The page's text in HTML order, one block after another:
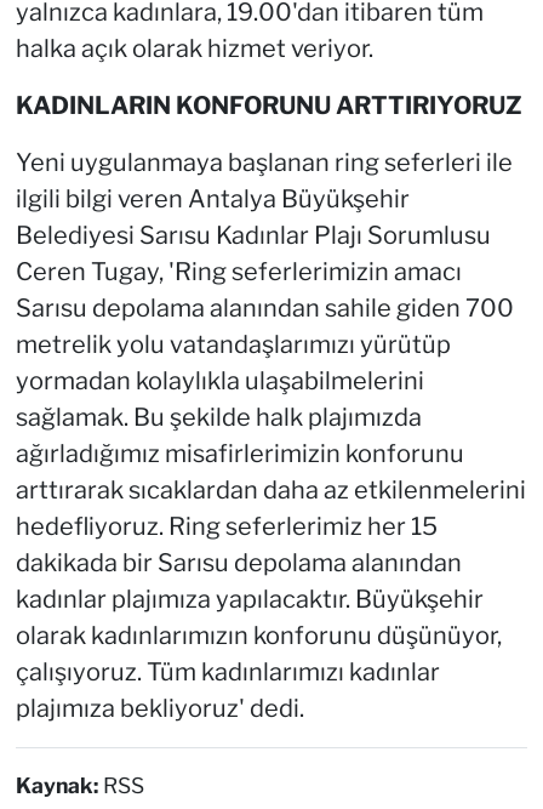
yalnızca kadınlara, 19.00'dan itibaren tüm
halka açık olarak hizmet veriyor.
KADINLARIN KONFORUNU ARTTIRIYORUZ
Yeni uygulanmaya başlanan ring seferleri ile
ilgili bilgi veren Antalya Büyükşehir
Belediyesi Sarısu Kadınlar Plajı Sorumlusu
Ceren Tugay, 'Ring seferlerimizin amacı
Sarısu depolama alanından sahile giden 700
metrelik yolu vatandaşlarımızı yürütüp
yormadan kolaylıkla ulaşabilmelerini
sağlamak. Bu şekilde halk plajımızda
ağırladığımız misafirlerimizin konforunu
arttırarak sıcaklardan daha az etkilenmelerini
hedefliyoruz. Ring seferlerimiz her 15
dakikada bir Sarısu depolama alanından
kadınlar plajımıza yapılacaktır. Büyükşehir
olarak kadınlarımızın konforunu düşünüyor,
çalışıyoruz. Tüm kadınlarımızı kadınlar
plajımıza bekliyoruz' dedi.
Kaynak: RSS